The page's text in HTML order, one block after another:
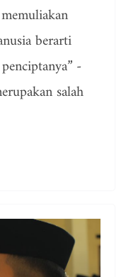
berarti
-
salah